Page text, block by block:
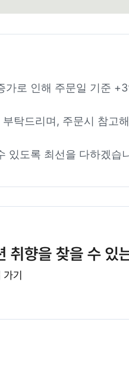
가로 인해 주문일 기준
탁드리며, 주문시 참고
있도록 최선을 다하겠습